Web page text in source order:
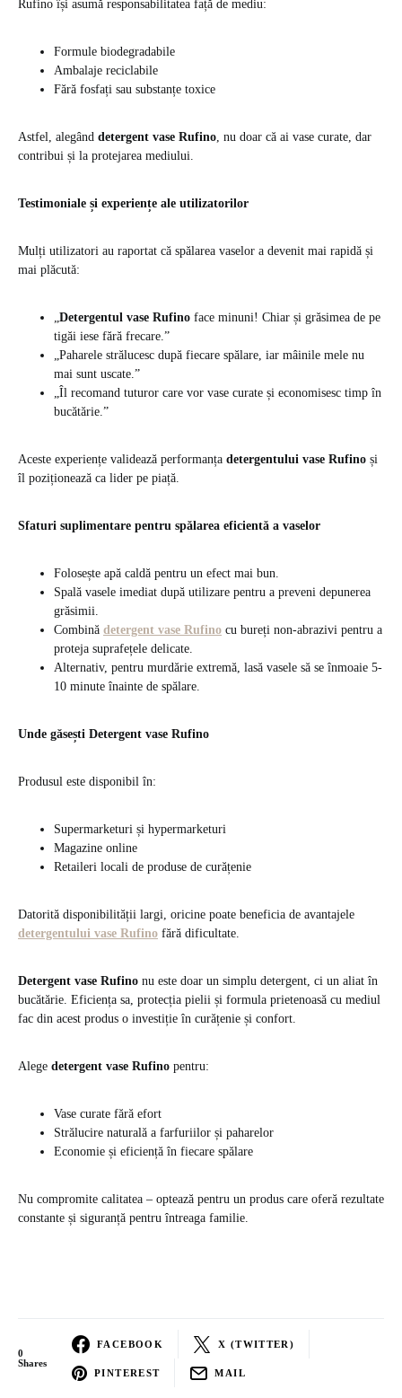
Rufino își asumă responsabilitatea față de mediu:
Formule biodegradabile
Ambalaje reciclabile
Fără fosfați sau substanțe toxice
Astfel, alegând detergent vase Rufino, nu doar că ai vase curate, dar
contribui și la protejarea mediului.
Testimoniale și experiențe ale utilizatorilor
Mulți utilizatori au raportat că spălarea vaselor a devenit mai rapidă și
mai plăcută:
„Detergentul vase Rufino face minuni! Chiar și grăsimea de pe
tigăi iese fără frecare.”
„Paharele strălucesc după fiecare spălare, iar mâinile mele nu
mai sunt uscate.”
„Îl recomand tuturor care vor vase curate și economisesc timp în
bucătărie.”
Aceste experiențe validează performanța detergentului vase Rufino și
îl poziționează ca lider pe piață.
Sfaturi suplimentare pentru spălarea eficientă a vaselor
Folosește apă caldă pentru un efect mai bun.
Spală vasele imediat după utilizare pentru a preveni depunerea
grăsimii.
Combină detergent vase Rufino cu bureți non-abrazivi pentru a
proteja suprafețele delicate.
Alternativ, pentru murdărie extremă, lasă vasele să se înmoaie 5-
10 minute înainte de spălare.
Unde găsești Detergent vase Rufino
Produsul este disponibil în:
Supermarketuri și hypermarketuri
Magazine online
Retaileri locali de produse de curățenie
Datorită disponibilității largi, oricine poate beneficia de avantajele
detergentului vase Rufino fără dificultate.
Detergent vase Rufino nu este doar un simplu detergent, ci un aliat în
bucătărie. Eficiența sa, protecția pielii și formula prietenoasă cu mediul
fac din acest produs o investiție în curățenie și confort.
Alege detergent vase Rufino pentru:
Vase curate fără efort
Strălucire naturală a farfuriilor și paharelor
Economie și eficiență în fiecare spălare
Nu compromite calitatea – optează pentru un produs care oferă rezultate
constante și siguranță pentru întreaga familie.
0
Shares
FACEBOOK X (TWITTER)
PINTEREST MAIL